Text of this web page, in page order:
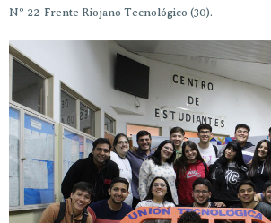
Nº 22-Frente Riojano Tecnológico (30).